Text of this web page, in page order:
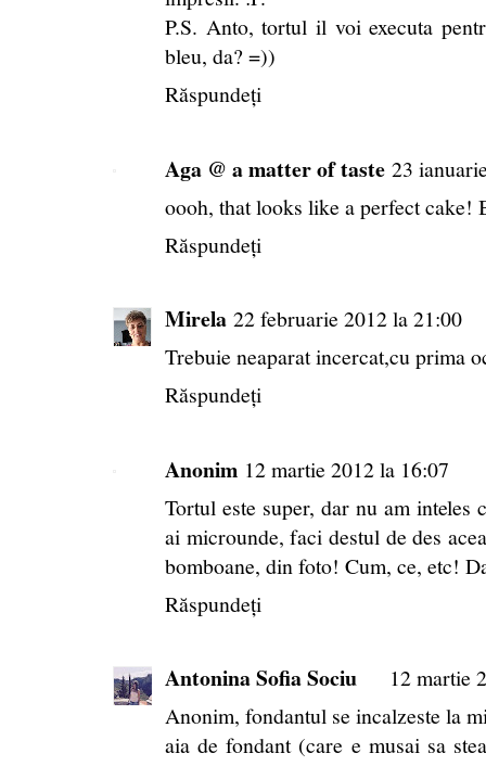
P.S. Anto, tortul il voi executa
bleu, da? =))
Răspundeți
Aga @ a matter of taste 23
oooh, that looks like a perfect cake!
Răspundeți
Mirela 22 februarie 2012 la 21:00
Trebuie neaparat incercat,cu prima
Răspundeți
Anonim 12 martie 2012 la 16:07
Tortul este super, dar nu am inteles
ai microunde, faci destul de des
bomboane, din foto! Cum, ce, etc!
Răspundeți
Antonina Sofia Sociu
12 martie
Anonim, fondantul se incalzeste la
aia de fondant (care e musai sa